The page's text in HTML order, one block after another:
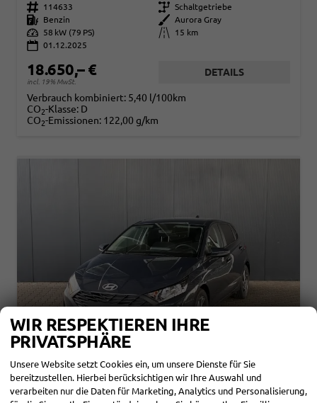
Fahrzeugnr. 114633 Getriebe Schaltgetriebe
Kraftstoff
Benzin Außenfarbe
Aurora Gray
Leistung
58 kW (79 PS) Kilometerstand
15 km
01.12.2025
18.650,– €
incl. 19% MwSt.
DETAILS
Verbrauch kombiniert: 5,40 l/100km
CO2-Klasse: D
CO2-Emissionen: 122,00 g/km
HYUNDAI I20
WIR RESPEKTIEREN IHRE
PRIVATSPHÄRE
Unsere Website setzt Cookies ein, um unsere Dienste für Sie
bereitzustellen. Hierbei berücksichtigen wir Ihre Auswahl und
verarbeiten nur die Daten für Marketing, Analytics und Personalisierung,